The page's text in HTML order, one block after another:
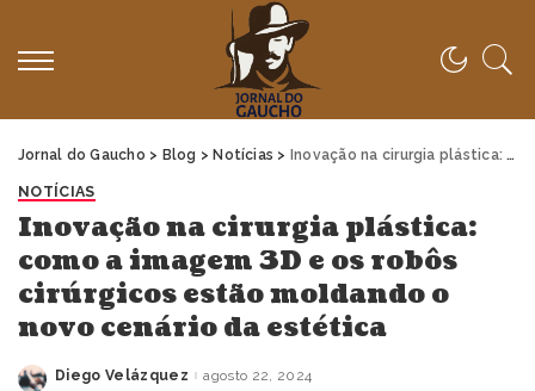
Jornal do Gaucho > Blog > Notícias > Inovação na cirurgia plástica: como a imagem 3D e os robôs cirúrgicos estão moldando o novo cenário da estética
NOTÍCIAS
Inovação na cirurgia plástica:
como a imagem 3D e os robôs
cirúrgicos estão moldando o
novo cenário da estética
Posted
Diego Velázquez agosto 22, 2024